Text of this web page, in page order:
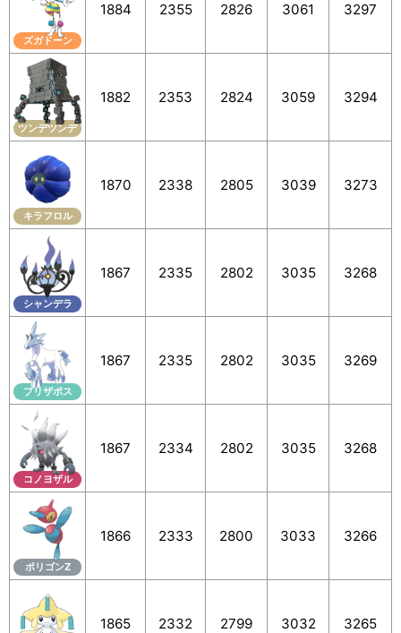
ズガドーン
1884 2355 2826 3061 3297
ツンデツンデ
1882 2353 2824 3059 3294
キラフロル
1870 2338 2805 3039 3273
シャンデラ
1867 2335 2802 3035 3268
ブリザポス
1867 2335 2802 3035 3269
コノヨザル
1867 2334 2802 3035 3268
ポリゴンZ
1866 2333 2800 3033 3266
1865 2332 2799 3032 3265